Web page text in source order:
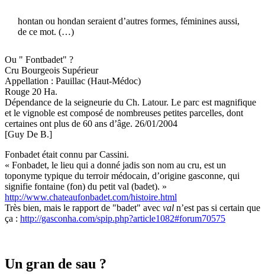
hontan ou hondan seraient d’autres formes, féminines aussi,
de ce mot. (…)
Ou " Fontbadet" ?
Cru Bourgeois Supérieur
Appellation : Pauillac (Haut-Médoc)
Rouge 20 Ha.
Dépendance de la seigneurie du Ch. Latour. Le parc est magnifique
et le vignoble est composé de nombreuses petites parcelles, dont
certaines ont plus de 60 ans d’âge. 26/01/2004
[Guy De B.]
Fonbadet était connu par Cassini.
« Fonbadet, le lieu qui a donné jadis son nom au cru, est un
toponyme typique du terroir médocain, d’origine gasconne, qui
signifie fontaine (fon) du petit val (badet). »
http://www.chateaufonbadet.com/histoire.html
Très bien, mais le rapport de "badet" avec val n’est pas si certain que
ça : http://gasconha.com/spip.php?article1082#forum70575
Un gran de sau ?